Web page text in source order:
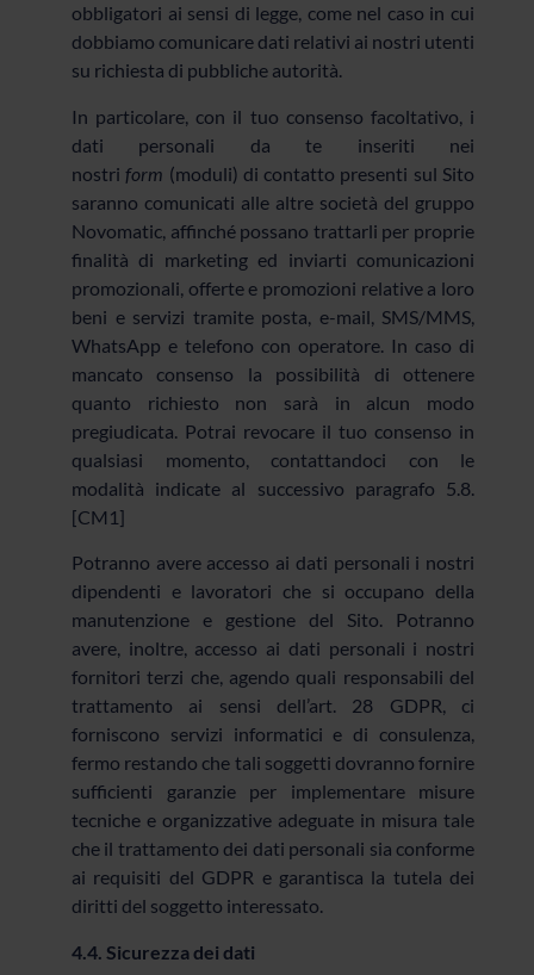
obbligatori ai sensi di legge, come nel caso in cui
dobbiamo comunicare dati relativi ai nostri utenti
su richiesta di pubbliche autorità.
In particolare, con il tuo consenso facoltativo, i
dati personali da te inseriti nei
nostriform (moduli) di contatto presenti sul Sito
saranno comunicati alle altre società del gruppo
Novomatic, affinché possano trattarli per proprie
finalità di marketing ed inviarti comunicazioni
promozionali, offerte e promozioni relative a loro
beni e servizi tramite posta, e-mail, SMS/MMS,
WhatsApp e telefono con operatore. In caso di
mancato consenso la possibilità di ottenere
quanto richiesto non sarà in alcun modo
pregiudicata. Potrai revocare il tuo consenso in
qualsiasi momento, contattandoci con le
modalità indicate al successivo paragrafo 5.8.
[CM1]
Potranno avere accesso ai dati personali i nostri
dipendenti e lavoratori che si occupano della
manutenzione e gestione del Sito. Potranno
avere, inoltre, accesso ai dati personali i nostri
fornitori terzi che, agendo quali responsabili del
trattamento ai sensi dell’art. 28 GDPR, ci
forniscono servizi informatici e di consulenza,
fermo restando che tali soggetti dovranno fornire
sufficienti garanzie per implementare misure
tecniche e organizzative adeguate in misura tale
che il trattamento dei dati personali sia conforme
ai requisiti del GDPR e garantisca la tutela dei
diritti del soggetto interessato.
4.4. Sicurezza dei dati